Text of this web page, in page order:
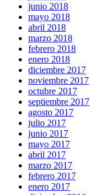
junio 2018
mayo 2018
abril 2018
marzo 2018
febrero 2018
enero 2018
diciembre 2017
noviembre 2017
octubre 2017
septiembre 2017
agosto 2017
julio 2017
junio 2017
mayo 2017
abril 2017
marzo 2017
febrero 2017
enero 2017